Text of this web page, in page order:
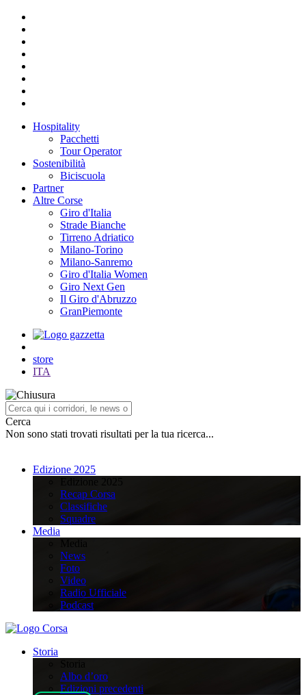
Hospitality
Pacchetti
Tour Operator
Sostenibilità
Biciscuola
Partner
Altre Corse
Giro d'Italia
Strade Bianche
Tirreno Adriatico
Milano-Torino
Milano-Sanremo
Giro d'Italia Women
Giro Next Gen
Il Giro d'Abruzzo
GranPiemonte
store
ITA
Cerca
Non sono stati trovati risultati per la tua ricerca...
Edizione 2025
Recap Corsa
Classifiche
Squadre
Media
News
Foto
Video
Radio Ufficiale
Podcast
Storia
Albo d’oro
Edizioni precedenti